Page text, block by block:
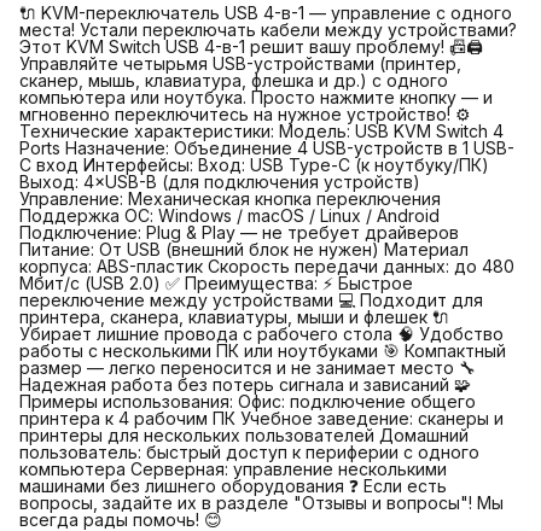
🔌 KVM-переключатель USB 4-в-1 — управление с одного
места! Устали переключать кабели между устройствами?
Этот KVM Switch USB 4-в-1 решит вашу проблему! 📠🖨
Управляйте четырьмя USB-устройствами (принтер,
сканер, мышь, клавиатура, флешка и др.) с одного
компьютера или ноутбука. Просто нажмите кнопку — и
мгновенно переключитесь на нужное устройство! ⚙️
Технические характеристики: Модель: USB KVM Switch 4
Ports Назначение: Объединение 4 USB-устройств в 1 USB-
C вход Интерфейсы: Вход: USB Type-C (к ноутбуку/ПК)
Выход: 4×USB-B (для подключения устройств)
Управление: Механическая кнопка переключения
Поддержка ОС: Windows / macOS / Linux / Android
Подключение: Plug & Play — не требует драйверов
Питание: От USB (внешний блок не нужен) Материал
корпуса: ABS-пластик Скорость передачи данных: до 480
Мбит/с (USB 2.0) ✅ Преимущества: ⚡ Быстрое
переключение между устройствами 💻 Подходит для
принтера, сканера, клавиатуры, мыши и флешек 🔌
Убирает лишние провода с рабочего стола 🧠 Удобство
работы с несколькими ПК или ноутбуками 🎯 Компактный
размер — легко переносится и не занимает место 🔧
Надежная работа без потерь сигнала и зависаний 🧩
Примеры использования: Офис: подключение общего
принтера к 4 рабочим ПК Учебное заведение: сканеры и
принтеры для нескольких пользователей Домашний
пользователь: быстрый доступ к периферии с одного
компьютера Серверная: управление несколькими
машинами без лишнего оборудования ❓ Если есть
вопросы, задайте их в разделе "Отзывы и вопросы"! Мы
всегда рады помочь! 😊